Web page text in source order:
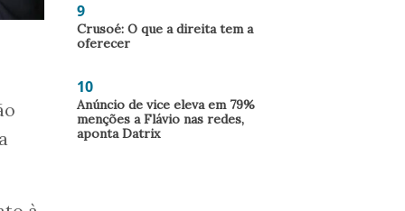
9
Crusoé: O que a direita tem a
oferecer
10
Anúncio de vice eleva em 79%
menções a Flávio nas redes,
aponta Datrix